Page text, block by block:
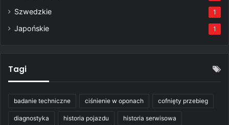
Szwedzkie 1
Japońskie 1
Tagi
badanie techniczne ciśnienie w oponach cofnięty przebieg
diagnostyka historia pojazdu historia serwisowa